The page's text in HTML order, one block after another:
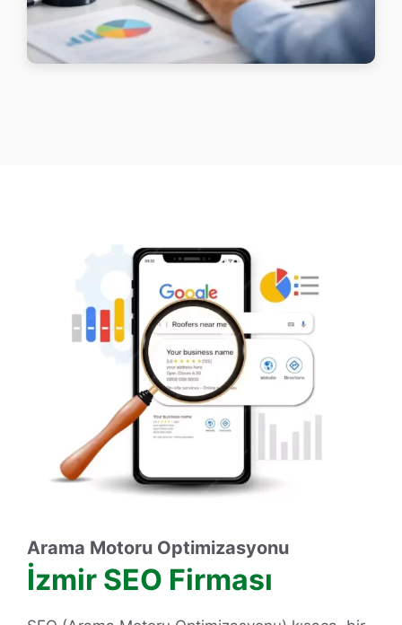
Arama Motoru Optimizasyonu
İzmir SEO Firması